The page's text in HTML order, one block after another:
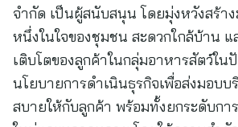
จำกัด เป็นผู้สนับสนุน โดยมุ่งหวังสร้า
หนึ่งในใจของชุมชน สะดวกใกล้บ้าน แ
เติบโตของลูกค้าในกลุ่มอาหารสัตว์ใน
นโยบายการดำเนินธุรกิจเพื่อส่งมอบบ
สบายให้กับลูกค้า พร้อมทั้งยกระดับกา